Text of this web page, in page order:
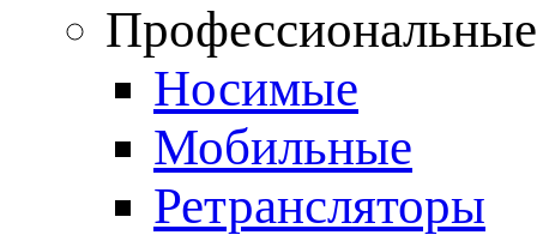
Носимые
Мобильные
Ретрансляторы